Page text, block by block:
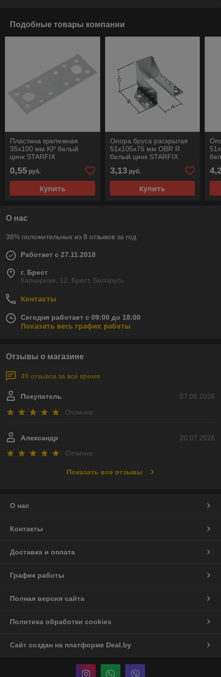
Подобные товары компании
Пластина крепежная
35х100 мм KP белый
цинк STARFIX
0,55 руб.
Купить
Опора бруса раскрытая
51х105х76 мм OBR R
белый цинк STARFIX
3,13руб.
Купить
О нас
38% положительных из 8 отзывов за год
Работает с 27.11.2018
г. Брест
Карьерная, 12, Брест, Беларусь
Контакты
Сегодня работает с 09:00 до 18:00
Показать весь график работы
Отзывы о магазине
49 отзывов за всё время
07.08.2026
Покупатель
Отлично
20.07.2026
Александр
Отлично
Показать все отзывы
О нас
Контакты
Доставка и оплата
График работы
Полная версия сайта
Политика обработки cookies
Сайт создан на платформе Deal.by